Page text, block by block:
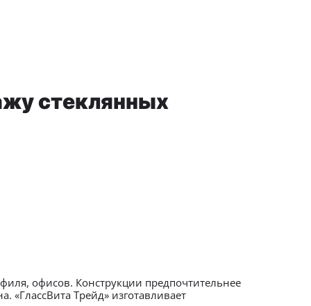
стеклянных
офисов. Конструкции предпочтительнее
«ГлассВита Трейд» изготавливает